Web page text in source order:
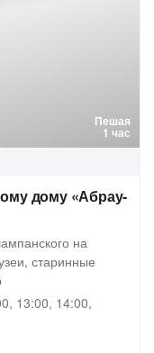
Пешая
1 час
дому «Абрау-
на
старинные
13:00, 14:00,